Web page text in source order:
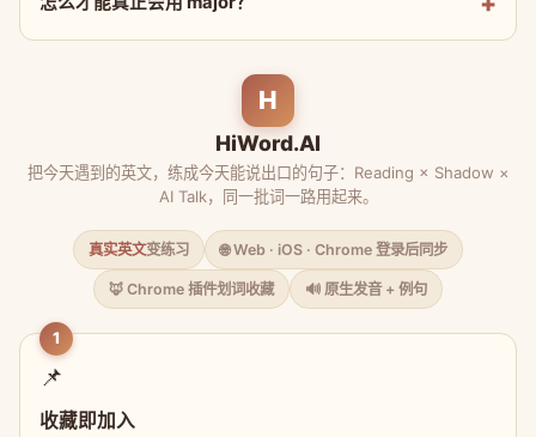
H
HiWord.AI
把今天遇到的英文，练成今天能说出口的句子：Reading × Shadow ×
AI Talk，同一批词一路用起来。
真实英文变练习 🌐 Web · iOS · Chrome 登录后同步
🦊 Chrome 插件划词收藏 🔊 原生发音 + 例句
1
📌
收藏即加入